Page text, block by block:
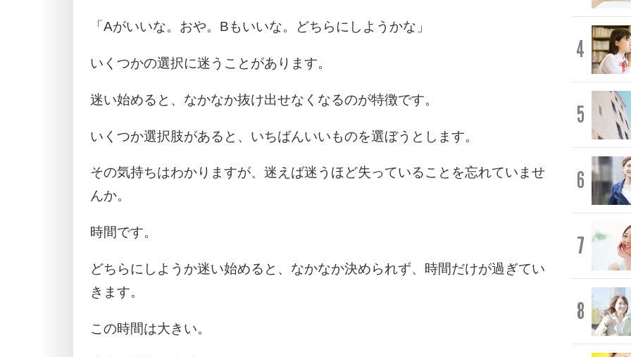
「Aがいいな。おや。Bもいいな。どちらにしようかな」
いくつかの選択に迷うことがあります。
迷い始めると、なかなか抜け出せなくなるのが特徴です。
いくつか選択肢があると、いちばんいいものを選ぼうとします。
その気持ちはわかりますが、迷えば迷うほど失っていることを忘れていませ
んか。
時間です。
どちらにしようか迷い始めると、なかなか決められず、時間だけが過ぎてい
きます。
この時間は大きい。
4
5
6
7
8